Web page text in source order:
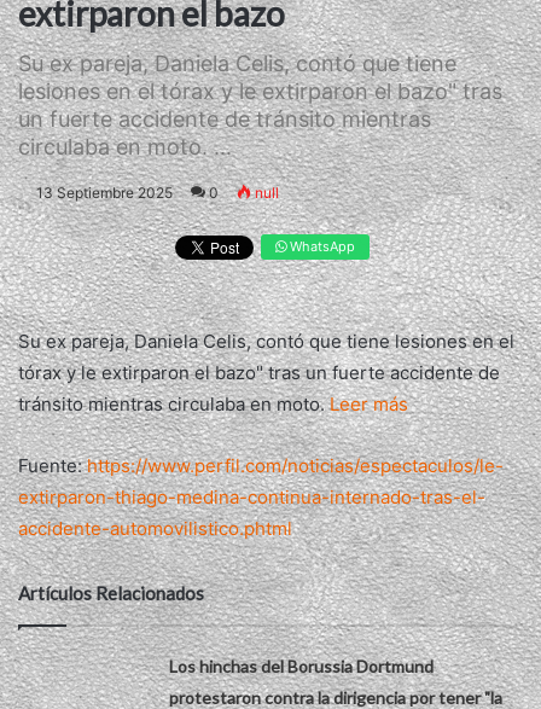
extirparon el bazo
Su ex pareja, Daniela Celis, contó que tiene
lesiones en el tórax y le extirparon el bazo" tras
un fuerte accidente de tránsito mientras
circulaba en moto. ...
13 Septiembre 2025 0 null
WhatsApp
Su ex pareja, Daniela Celis, contó que tiene lesiones en el
tórax y le extirparon el bazo" tras un fuerte accidente de
tránsito mientras circulaba en moto.Leer más
Fuente:https://www.perfil.com/noticias/espectaculos/le-
extirparon-thiago-medina-continua-internado-tras-el-
accidente-automovilistico.phtml
Artículos Relacionados
Los hinchas del Borussia Dortmund
protestaron contra la dirigencia por tener "la